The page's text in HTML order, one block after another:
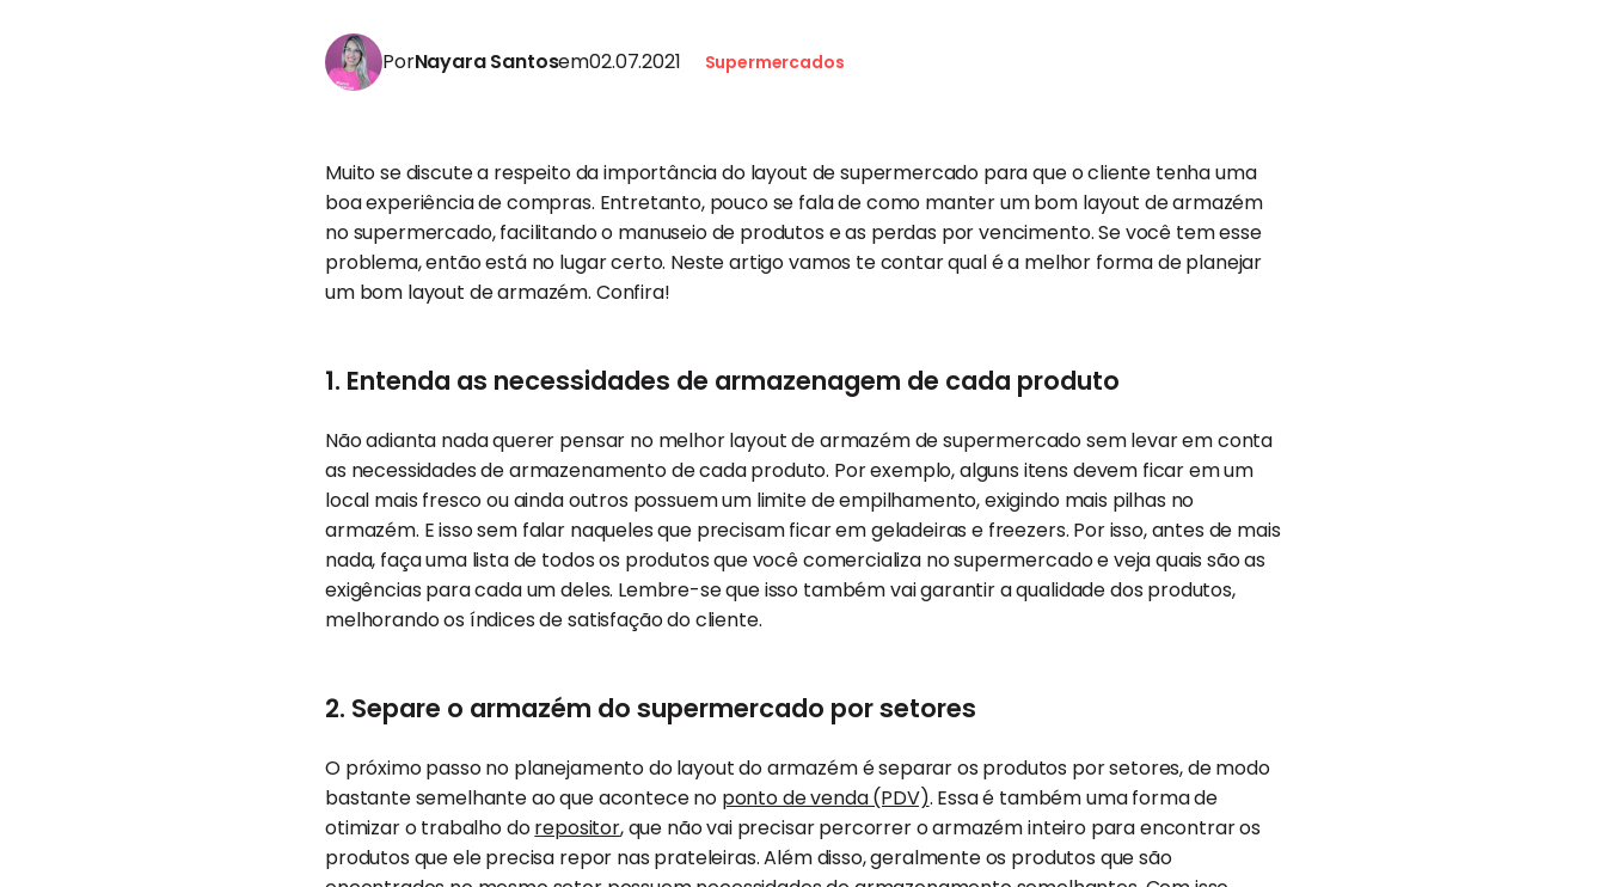
PorNayara Santosem02.07.2021 Supermercados
Muito se discute a respeito da importância do layout de supermercado para que o cliente tenha uma
boa experiência de compras. Entretanto, pouco se fala de como manter um bom layout de armazém
no supermercado, facilitando o manuseio de produtos e as perdas por vencimento. Se você tem esse
problema, então está no lugar certo. Neste artigo vamos te contar qual é a melhor forma de planejar
um bom layout de armazém. Confira!
1. Entenda as necessidades de armazenagem de cada produto
Não adianta nada querer pensar no melhor layout de armazém de supermercado sem levar em conta
as necessidades de armazenamento de cada produto. Por exemplo, alguns itens devem ficar em um
local mais fresco ou ainda outros possuem um limite de empilhamento, exigindo mais pilhas no
armazém. E isso sem falar naqueles que precisam ficar em geladeiras e freezers. Por isso, antes de mais
nada, faça uma lista de todos os produtos que você comercializa no supermercado e veja quais são as
exigências para cada um deles. Lembre-se que isso também vai garantir a qualidade dos produtos,
melhorando os índices de satisfação do cliente.
2. Separe o armazém do supermercado por setores
O próximo passo no planejamento do layout do armazém é separar os produtos por setores, de modo
bastante semelhante ao que acontece no ponto de venda (PDV). Essa é também uma forma de
otimizar o trabalho dorepositor, que não vai precisar percorrer o armazém inteiro para encontrar os
produtos que ele precisa repor nas prateleiras. Além disso, geralmente os produtos que são